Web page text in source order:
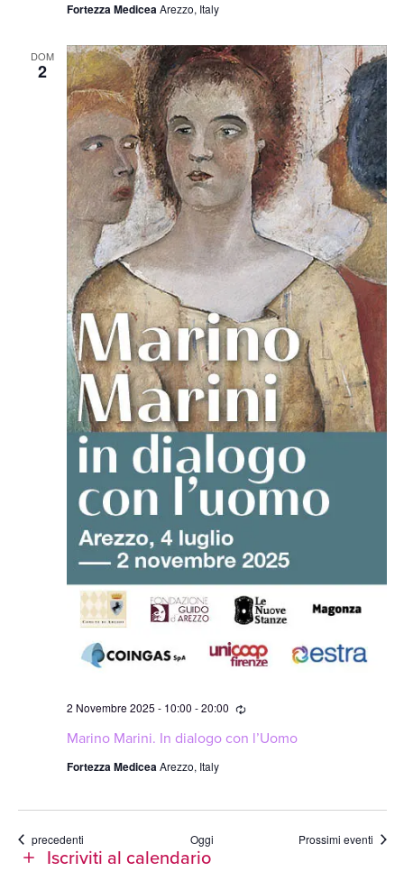
Fortezza MediceaArezzo, Italy
DOM
2
Marino Marini. In dialogo con l’Uomo
2 Novembre 2025 - 10:00 -20:00 Ricorrente
Fortezza MediceaArezzo, Italy
Eventi
precedenti Oggi Prossimi eventi
Iscriviti al calendario